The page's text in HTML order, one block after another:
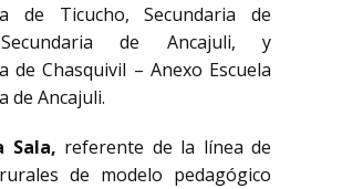
de Ticucho, Secundaria de
de Ancajuli, y
de Chasquivil – Anexo Escuela
de Ancajuli.
Sala, referente de la línea de
de modelo pedagógico